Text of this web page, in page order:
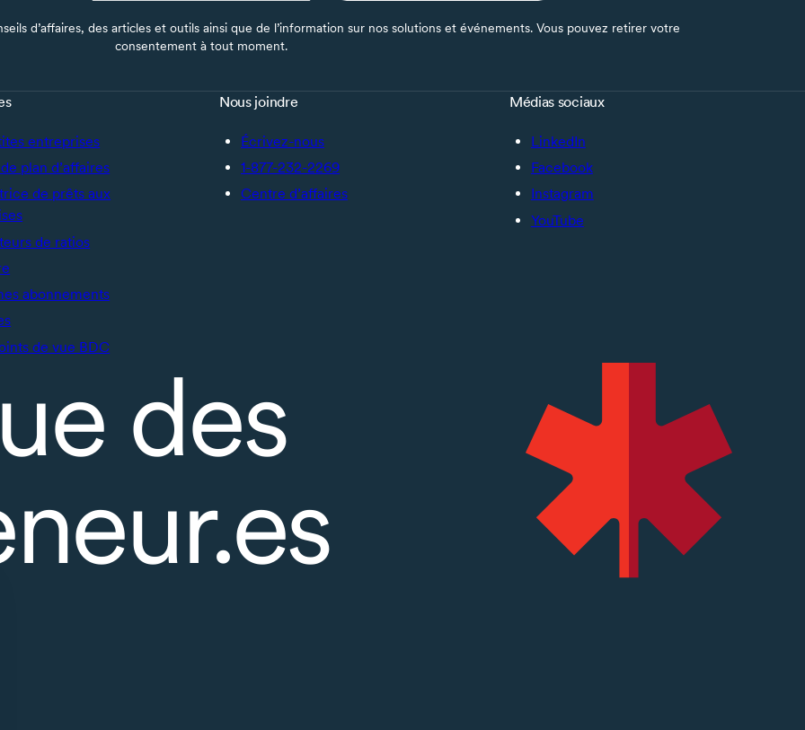
d’affaires, des articles et outils ainsi que de l’information sur nos solutions et événements. Vous pouvez retirer votre
consentement à tout moment.
entreprises
plan d’affaires
de prêts aux
de ratios
abonnements
de vue BDC
Nous joindre
Écrivez-nous
1-877-232-2269
Centre d’affaires
Médias sociaux
LinkedIn
Facebook
Instagram
YouTube
des